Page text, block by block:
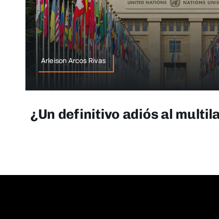
Arleison Arcos Rivas
¿Un definitivo adiós al